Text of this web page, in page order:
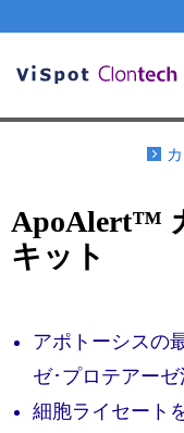
機能解析・サイレン
PCR・等温増幅
リアルタイムPCR（
テクニカルサポート
その他 ライセンスに
遺伝子組換え生物該当
研究支援ツール
Cut-Site Navigator 制限
In-Fusion Cloning プ
抗体検索サイト
リアルタイムPCR
リアルタイムPCR （
プライマー・プロー
機器ソフトウェア・ベ
ApoAlert™
キット
アポトーシスの
ゼ･プロテアー
細胞ライセート